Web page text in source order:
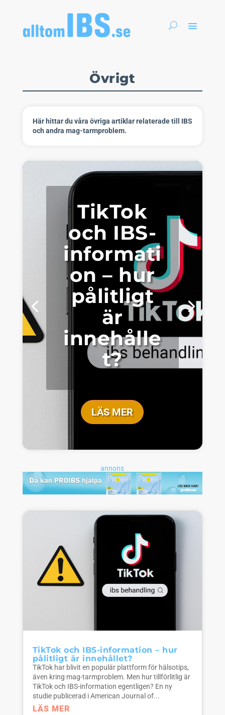
Övrigt
Här hittar du våra övriga artiklar relaterade till IBS
och andra mag-tarmproblem.
TikTok
och IBS-
informati
on – hur
pålitligt
är
innehålle
t?
LÄS MER
annons
TikTok och IBS-information – hur
pålitligt är innehållet?
TikTok har blivit en populär plattform för hälsotips,
även kring mag-tarmproblem. Men hur tillförlitlig är
TikTok och IBS-information egentligen? En ny
studie publicerad i American Journal of...
LÄS MER